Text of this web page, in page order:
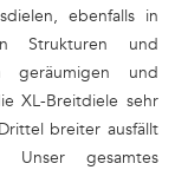
ebenfalls in
Strukturen und
geräumigen und
XL-Breitdiele sehr
breiter ausfällt
Unser gesamtes